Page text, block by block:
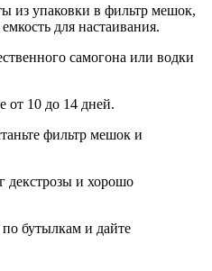
из упаковки в фильтр мешок,
для настаивания.
самогона или водки
от 10 до 14 дней.
фильтр мешок и
декстрозы и хорошо
бутылкам и дайте